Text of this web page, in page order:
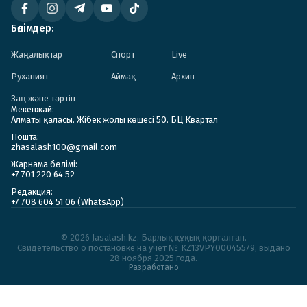
Бөлімдер:
Жаңалықтар Спорт Live
Руханият Аймақ Архив
Заң және тәртіп
Мекенжай:
Алматы қаласы. Жібек жолы көшесі 50. БЦ Квартал
Пошта:
zhasalash100@gmail.com
Жарнама бөлімі:
+7 701 220 64 52
Редакция:
+7 708 604 51 06 (WhatsApp)
© 2026 Jasalash.kz. Барлық құқық қорғалған.
Cвидетельство о постановке на учет № KZ13VPY00045579, выдано
28 ноября 2025 года.
Разработано